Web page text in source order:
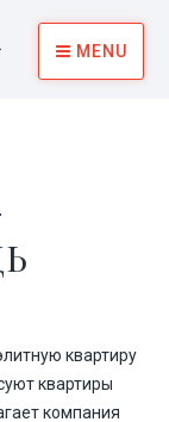
MENU
квартиру
квартиры
компания